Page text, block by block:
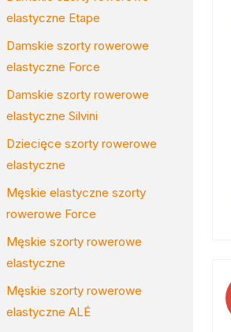
elastyczne Etape
Damskie szorty rowerowe
elastyczne Force
Damskie szorty rowerowe
elastyczne Silvini
Dziecięce szorty rowerowe
elastyczne
Męskie elastyczne szorty
rowerowe Force
Męskie szorty rowerowe
elastyczne
Męskie szorty rowerowe
elastyczne ALÉ